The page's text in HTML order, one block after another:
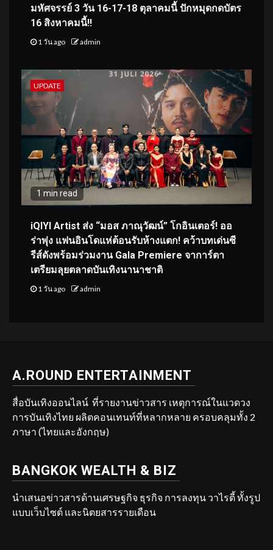
มหัศจรรย์ 3 วัน 16-17-18 ตุลาคมนี้ ปักหมุดกดบัตร
16 สิงหาคมนี้!!
1 วัน ago admin
UPDATE
1 min read
iQIYI Artist ส่ง “มอส ภาณุวัฒน์” โกอินเตอร์! ออ
ร่าพุ่ง แฟนอินโดแห่ต้อนรับห้างแตก! คว้าบทเด่นซี
รีส์ดังพร้อมร่วมงาน Gala Premiere จาการ์ตา
เตรียมลุยตลาดบันเทิงนานาชาติ
1 วัน ago admin
A.ROUND ENTERTAINMENT
สื่อบันเทิงออนไลน์ ที่รายงานข่าวสาร เหตุการณ์ในแวดวง
การบันเทิงไทย ผลิตคอนเทนท์ที่หลากหลาย ครอบคลุมทั้ง 2
ภาษา (ไทยและอังกฤษ)
BANGKOK WEALTH & BIZ
นำเสนอข่าวสารด้านเศรษฐกิจ ธุรกิจ การลงทุน วาไรตี้ ทั้งรูป
แบบเว็บไซต์ และนิตยสารรายเดือน